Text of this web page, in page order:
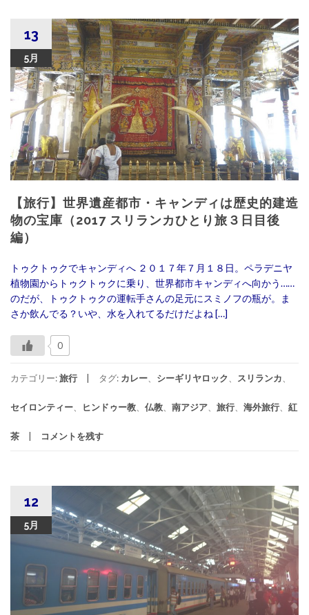
13
5月
【旅行】世界遺産都市・キャンディは歴史的建造
物の宝庫（2017 スリランカひとり旅３日目後
編）
トゥクトゥクでキャンディへ ２０１７年７月１８日。ペラデニヤ
植物園からトゥクトゥクに乗り、世界都市キャンディへ向かう……
のだが、トゥクトゥクの運転手さんの足元にスミノフの瓶が。ま
さか飲んでる？いや、水を入れてるだけだよね […]
0
カテゴリー:旅行 タグ: カレー シーギリヤロック スリランカ
セイロンティー ヒンドゥー教 仏教 南アジア 旅行 海外旅行 紅
茶 コメントを残す
12
5月